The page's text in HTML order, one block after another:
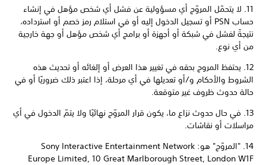
11. لا يتحمّل المروّج أي مسؤولية عن فشل أي شخص مؤهل في إنشاء
حساب PSN أو تسجيل الدخول إليه أو في استلام رمز خصم أو استرداده،
نتيجةً لفشل في شبكة أو أجهزة أو برامج أي شخص مؤهل أو جهة خارجية
من أي نوع.
12. يحتفظ المروج بحقه في تغيير هذا العرض أو إلغائه أو تحديث هذه
الشروط والأحكام و/أو تعديلها في أي مرحلة، إذا اعتبر ذلك ضروريًا أو في
حالة حدوث ظروف غير متوقعة.
13. في حال حدوث نزاع ما، يكون قرار المروّج نهائيًا ولا يتمّ الدخول في أي
مراسلات أو نقاشات.
14. "المروّج" هو: Sony Interactive Entertainment Network
Europe Limited, 10 Great Marlborough Street, London W1F